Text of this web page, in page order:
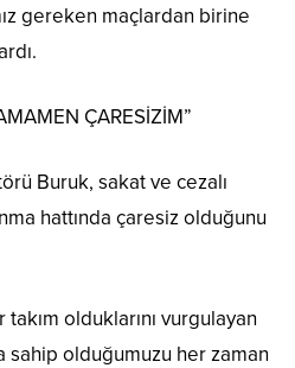
gereken maçlardan birine
ÇARESİZİM”
Buruk, sakat ve cezalı
hattında çaresiz olduğunu
olduklarını vurgulayan
sahip olduğumuzu her zaman